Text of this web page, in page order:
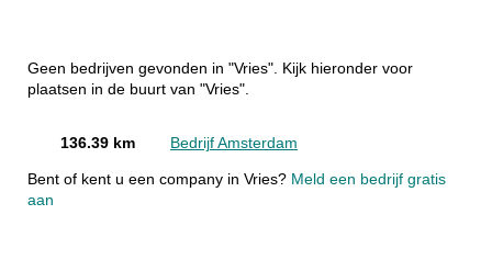
Geen bedrijven gevonden in "Vries". Kijk hieronder voor
plaatsen in de buurt van "Vries".
136.39 km Bedrijf Amsterdam
Bent of kent u een company in Vries? Meld een bedrijf gratis
aan